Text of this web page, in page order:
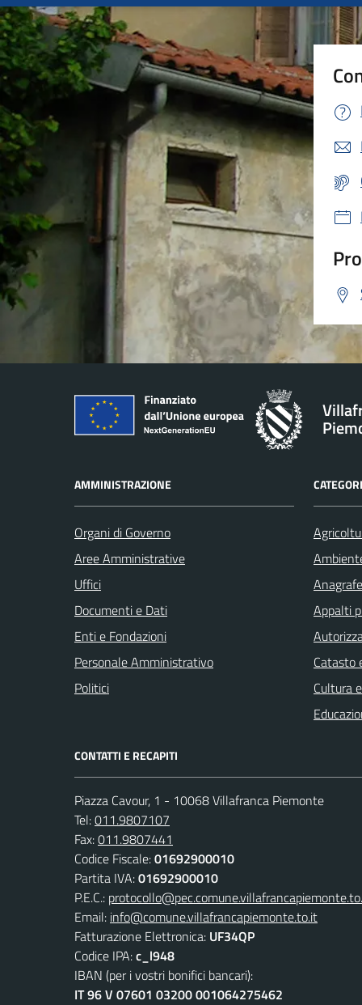
AMMINISTRAZIONE
Organi di Governo
Aree Amministrative
Uffici
Documenti e Dati
Enti e Fondazioni
Personale Amministrativo
Politici
Appalti
Catasto
Cultura
CONTATTI E RECAPITI
Piazza Cavour, 1 - 10068 Villafranca Piemonte
Tel:011.9807107
Fax:011.9807441
Codice Fiscale:01692900010
Partita IVA:01692900010
P.E.C.:
Email: info@comune.villafrancapiemonte.to.it
Fatturazione Elettronica: UF34QP
Codice IPA:c_l948
IBAN (per i vostri bonifici bancari):
IT 96 V 07601 03200 001064275462